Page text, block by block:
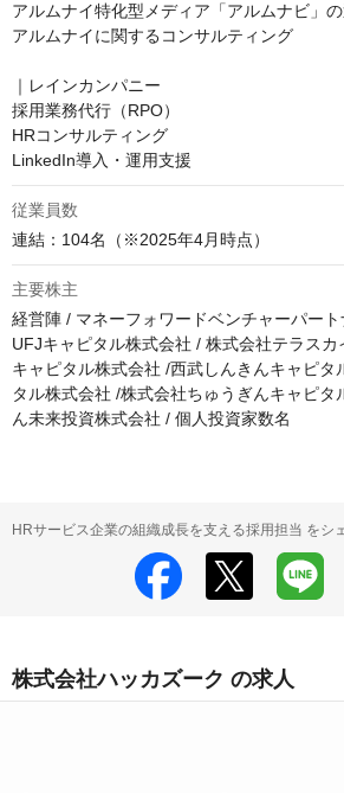
アルムナイ特化型メディア「アルムナビ」
アルムナイに関するコンサルティング
｜レインカンパニー
採用業務代行（RPO）
HRコンサルティング
LinkedIn導入・運用支援
従業員数
主要株主
経営陣 / マネーフォワードベンチャーパー
UFJキャピタル株式会社 / 株式会社テラス
キャピタル株式会社 /西武しんきんキャピタ
タル株式会社 /株式会社ちゅうぎんキャピタ
ん未来投資株式会社 / 個人投資家数名
HRサービス企業の組織成長を支える採用担当 をシ
株式会社ハッカズーク の求人